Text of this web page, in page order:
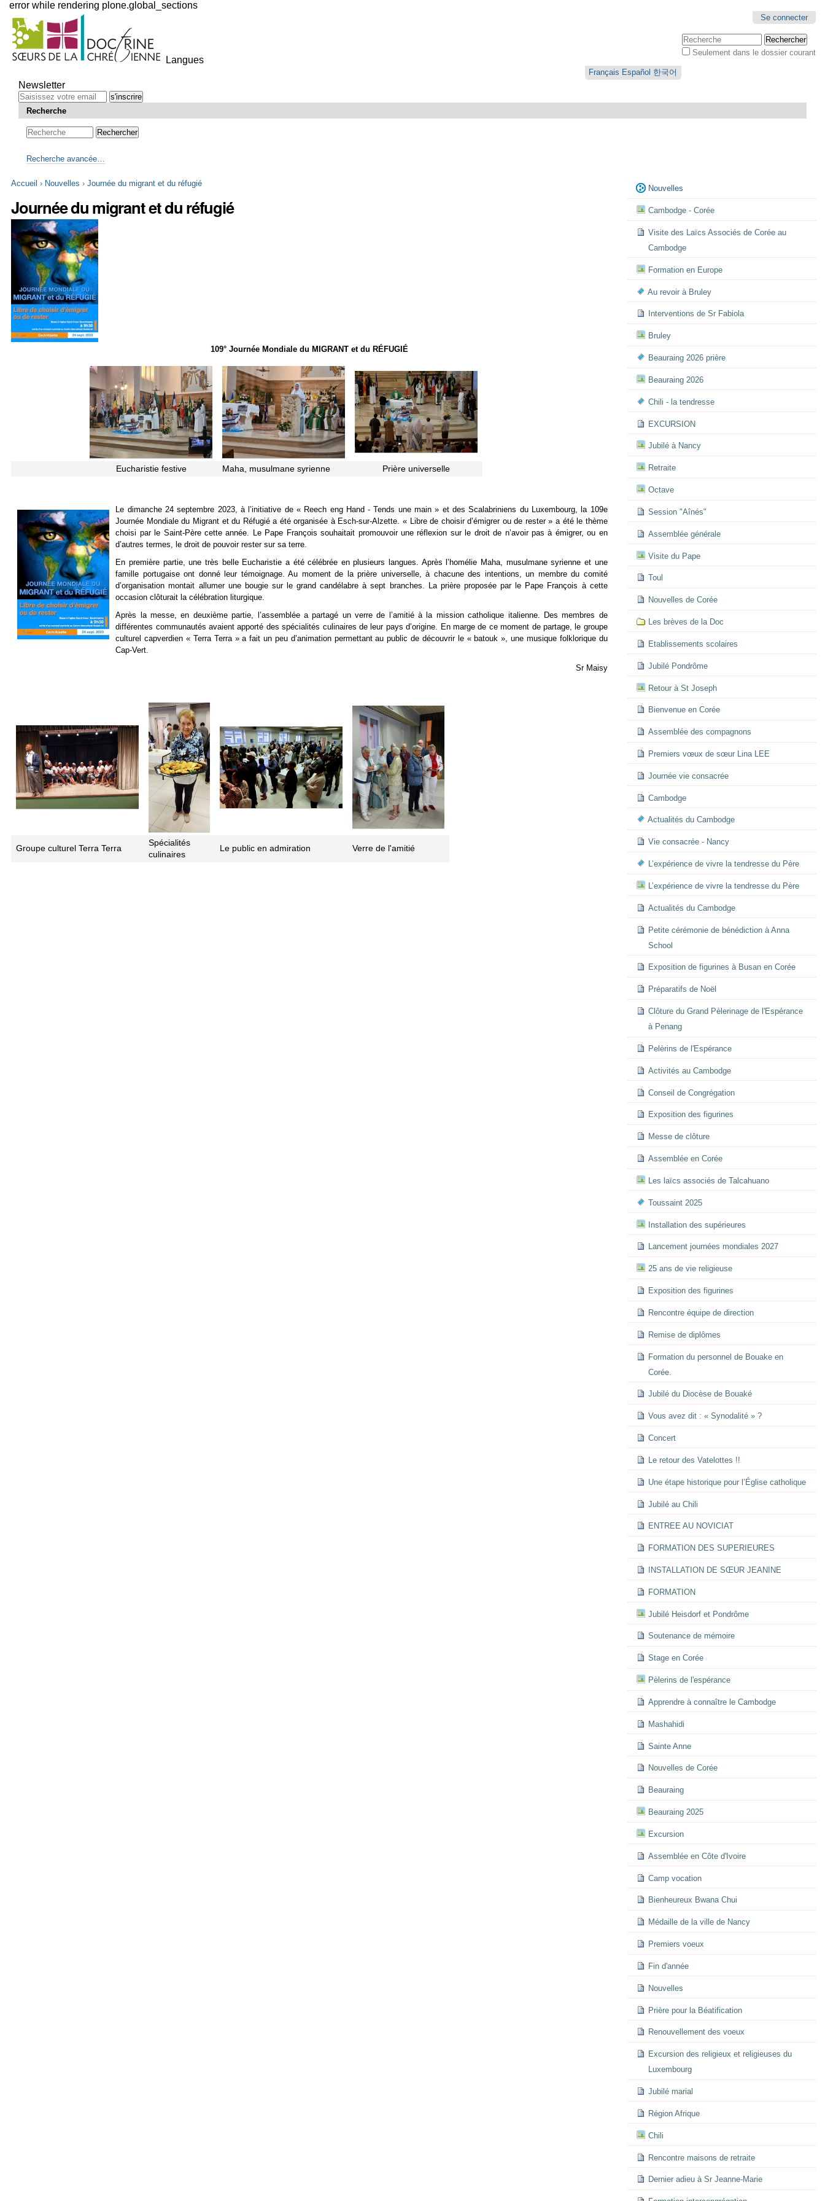
error while rendering plone.global_sections
Outils
personnels
Se connecter
Chercher par
Seulement dans le dossier courant
Langues
Français Español 한국어
au
contenu.
Aller
Newsletter
Recherche
Recherche avancée…
Accueil › Nouvelles ›Journée du migrant et du réfugié
Journée du migrant et du réfugié
109° Journée Mondiale du MIGRANT et du RÉFUGIÉ
Eucharistie festive Maha, musulmane syrienne Prière universelle
Le dimanche 24 septembre 2023, à l’initiative de « Reech eng Hand - Tends une main » et des Scalabriniens du Luxembourg, la 109e
Journée Mondiale du Migrant et du Réfugié a été organisée à Esch-sur-Alzette. « Libre de choisir d’émigrer ou de rester » a été le thème
choisi par le Saint-Père cette année. Le Pape François souhaitait promouvoir une réflexion sur le droit de n’avoir pas à émigrer, ou en
d’autres termes, le droit de pouvoir rester sur sa terre.
En première partie, une très belle Eucharistie a été célébrée en plusieurs langues. Après l’homélie Maha, musulmane syrienne et une
famille portugaise ont donné leur témoignage. Au moment de la prière universelle, à chacune des intentions, un membre du comité
d’organisation montait allumer une bougie sur le grand candélabre à sept branches. La prière proposée par le Pape François à cette
occasion clôturait la célébration liturgique.
Après la messe, en deuxième partie, l’assemblée a partagé un verre de l’amitié à la mission catholique italienne. Des membres de
différentes communautés avaient apporté des spécialités culinaires de leur pays d’origine. En marge de ce moment de partage, le groupe
culturel capverdien « Terra Terra » a fait un peu d’animation permettant au public de découvrir le « batouk », une musique folklorique du
Cap-Vert.
Sr Maisy
Groupe culturel Terra Terra
Spécialités
culinaires
Le public en admiration Verre de l'amitié
Navigation
Nouvelles
Cambodge - Corée
Visite des Laïcs Associés de Corée au
Cambodge
Formation en Europe
Au revoir à Bruley
Interventions de Sr Fabiola
Bruley
Beauraing 2026 prière
Beauraing 2026
Chili - la tendresse
EXCURSION
Jubilé à Nancy
Retraite
Octave
Session "Aînés"
Assemblée générale
Visite du Pape
Toul
Nouvelles de Corée
Les brèves de la Doc
Etablissements scolaires
Jubilé Pondrôme
Retour à St Joseph
Bienvenue en Corée
Assemblée des compagnons
Premiers vœux de sœur Lina LEE
Journée vie consacrée
Cambodge
Actualités du Cambodge
Vie consacrée - Nancy
L’expérience de vivre la tendresse du Père
L’expérience de vivre la tendresse du Père
Actualités du Cambodge
Petite cérémonie de bénédiction à Anna
School
Exposition de figurines à Busan en Corée
Préparatifs de Noël
Clôture du Grand Pèlerinage de l'Espérance
à Penang
Pelèrins de l'Espérance
Activités au Cambodge
Conseil de Congrégation
Exposition des figurines
Messe de clôture
Assemblée en Corée
Les laïcs associés de Talcahuano
Toussaint 2025
Installation des supérieures
Lancement journées mondiales 2027
25 ans de vie religieuse
Exposition des figurines
Rencontre équipe de direction
Remise de diplômes
Formation du personnel de Bouake en
Corée.
Jubilé du Diocèse de Bouaké
Vous avez dit : « Synodalité » ?
Concert
Le retour des Vatelottes !!
Une étape historique pour l’Église catholique
Jubilé au Chili
ENTREE AU NOVICIAT
FORMATION DES SUPERIEURES
INSTALLATION DE SŒUR JEANINE
FORMATION
Jubilé Heisdorf et Pondrôme
Soutenance de mémoire
Stage en Corée
Pèlerins de l'espérance
Apprendre à connaître le Cambodge
Mashahidi
Sainte Anne
Nouvelles de Corée
Beauraing
Beauraing 2025
Excursion
Assemblée en Côte d'Ivoire
Camp vocation
Bienheureux Bwana Chui
Médaille de la ville de Nancy
Premiers voeux
Fin d'année
Nouvelles
Prière pour la Béatification
Renouvellement des voeux
Excursion des religieux et religieuses du
Luxembourg
Jubilé marial
Région Afrique
Chili
Rencontre maisons de retraite
Dernier adieu à Sr Jeanne-Marie